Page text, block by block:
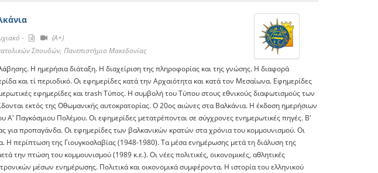
-
(A+)
Σπουδών, Πανεπιστήμιο Μακεδονίας
H ημερήσια διάταξη. Η διαχείριση της πληροφορίας και της γνώσης. Η διαφορά
και τί περιοδικό. Οι εφημερίδες κατά την Αρχαιότητα και κατά τον Μεσαίωνα. Εφημερίδες
εφημερίδες και trash Τύπος. Η συμβολή του Τύπου στους εθνικούς διαφωτισμούς των
εκτός της Οθωμανικής αυτοκρατορίας. Ο 20ος αιώνες στα Βαλκάνια. Η έκδοση ημερήσιων
Α' Παγκόσμιου Πολέμου. Οι εφημερίδες μετατρέπονται σε σύγχρονες ενημερωτικές πηγές. Β'
για προπαγάνδα. Οι εφημερίδες των βαλκανικών κρατών στα χρόνια του κομμουνισμού. Οι
Η περίπτωση της Γιουγκοσλαβίας (1948-1980). Τα μέσα ενημέρωσης μετά τη διάλυση της
την πτώση του κομμουνισμού (1989 κ.ε.). Οι νέες πολιτικές, οικονομικές, αθλητικές
μέσων ενημέρωσης. Πολιτικά και οικονομικά συμφέροντα. Η ιστορία του ελληνικού